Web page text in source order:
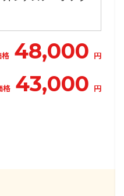
格 48,000 円
格 43,000 円